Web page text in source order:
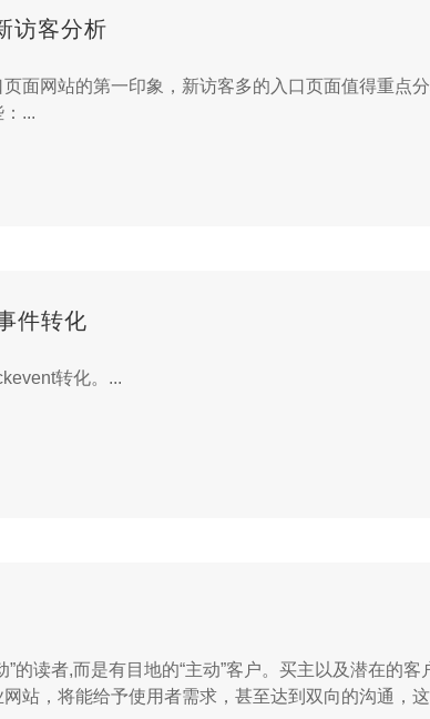
访客分析
面网站的第一印象，新访客多的入口页面值得重点
...
件转化
转化。...
的读者,而是有目地的“主动”客户。买主以及潜在的
站，将能给予使用者需求，甚至达到双向的沟通，